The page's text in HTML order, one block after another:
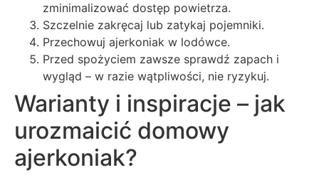
zminimalizować dostęp powietrza.
Szczelnie zakręcaj lub zatykaj pojemniki.
Przechowuj ajerkoniak w lodówce.
Przed spożyciem zawsze sprawdź zapach i
wygląd – w razie wątpliwości, nie ryzykuj.
Warianty i inspiracje – jak
urozmaicić domowy
ajerkoniak?